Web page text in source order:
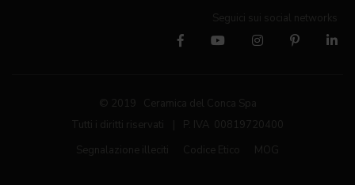
Seguici sui social networks
© 2019 Ceramica del Conca Spa
Tutti i diritti riservati
P. IVA 00819720400
Segnalazione illeciti
Codice Etico MOG